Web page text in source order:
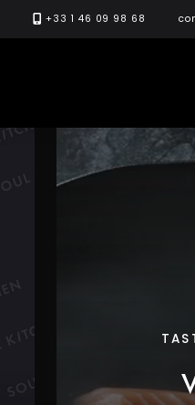
+33 1 46 09 98 68